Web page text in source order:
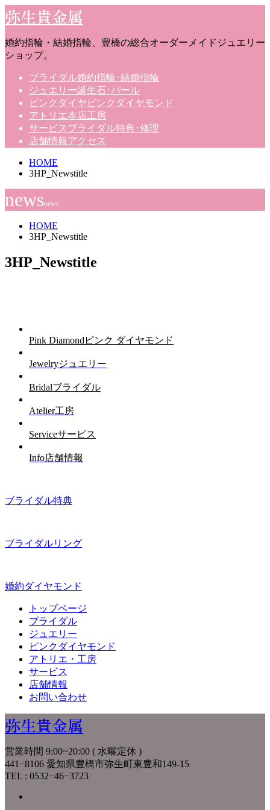
弥生貴金属
婚約指輪・結婚指輪、豊橋の総合オーダーメイドジュエリー
ショップ。
ブライダル婚約指輪･結婚指輪
ジュエリー誕生石･パール
ピンクダイヤ ピンクダイヤモンド
アトリエ本店工房
サービス ブライダル特典･修理
店舗情報アクセス
HOME
3HP_Newstitle
newsnews
HOME
3HP_Newstitle
3HP_Newstitle
Pink Diamond ピンク ダイヤモンド
Jewelryジュエリー
Bridalブライダル
Atelier工房
Serviceサービス
Info店舗情報
ブライダル特典
ブライダルリング
婚約ダイヤモンド
トップページ
ブライダル
ジュエリー
ピンクダイヤモンド
アトリエ・工房
サービス
店舗情報
お問い合わせ
弥生貴金属
営業時間 9:00~20:00 ( 水曜定休 )
441−8106 愛知県豊橋市弥生町東豊和149-15
TEL : 0532−46−3723